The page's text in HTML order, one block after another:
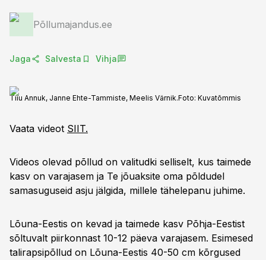
Põllumajandus.ee
Jaga Salvesta Vihja
Tiiu Annuk, Janne Ehte-Tammiste, Meelis Värnik.Foto: Kuvatõmmis
Vaata videot SIIT.
Videos olevad põllud on valitudki selliselt, kus taimede
kasv on varajasem ja Te jõuaksite oma põldudel
samasuguseid asju jälgida, millele tähelepanu juhime.
Lõuna-Eestis on kevad ja taimede kasv Põhja-Eestist
sõltuvalt piirkonnast 10-12 päeva varajasem. Esimesed
talirapsipõllud on Lõuna-Eestis 40-50 cm kõrgused